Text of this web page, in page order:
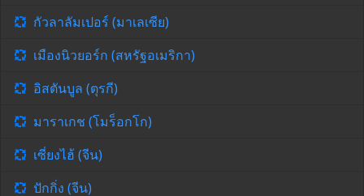
กัวลาลัมเปอร์ (มาเลเซีย)
เมืองนิวยอร์ก (สหรัฐอเมริกา)
อิสตันบูล (ตุรกี)
มาราเกช (โมร็อกโก)
เซี่ยงไฮ้ (จีน)
ปักกิ่ง (จีน)